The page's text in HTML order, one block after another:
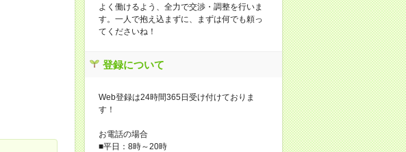
よく働けるよう、全力で交渉・調整を行いま
す。一人で抱え込まずに、まずは何でも頼っ
てくださいね！
登録について
Web登録は24時間365日受け付けておりま
す！
お電話の場合
■平日：8時～20時